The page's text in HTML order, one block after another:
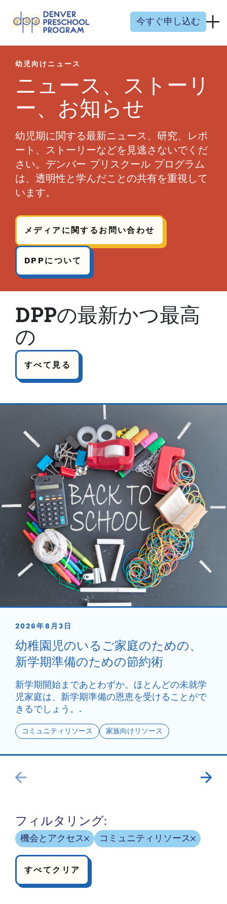
今すぐ申し込む
幼児向けニュース
ニュース、ストーリ
ー、お知らせ
幼児期に関する最新ニュース、研究、レポ
ート、ストーリーなどを見逃さないでくだ
さい。デンバー プリスクール プログラム
は、透明性と学んだことの共有を重視して
います。
メディアに関するお問い合わせ
DPPについて
DPPの最新かつ最高
の
すべて見る
2026年8月3日
幼稚園児のいるご家庭のための、
新学期準備のための節約術
新学期開始まであとわずか。ほとんどの未就学
児家庭は、新学期準備の恩恵を受けることがで
きるでしょう。.
コミュニティリソース 家族向けリソース
フィルタリング:
機会とアクセス コミュニティリソース
すべてクリア